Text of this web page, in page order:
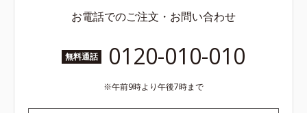
お電話でのご注文・お問い合わせ
無料通話 0120-010-010
午前9時より午後7時まで